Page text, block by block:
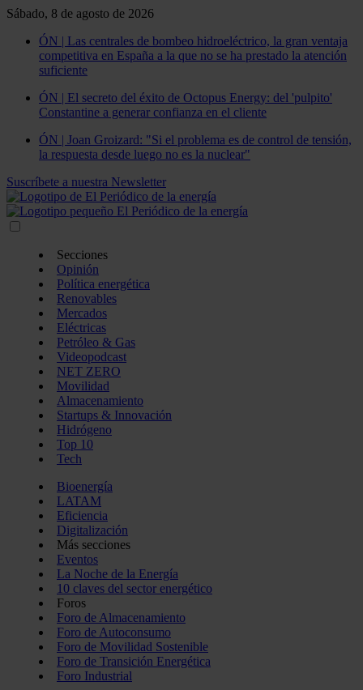
Sábado, 8 de agosto de 2026
ÓN | Las centrales de bombeo hidroeléctrico, la gran ventaja
competitiva en España a la que no se ha prestado la atención
suficiente
ÓN | El secreto del éxito de Octopus Energy: del 'pulpito'
Constantine a generar confianza en el cliente
ÓN | Joan Groizard: "Si el problema es de control de tensión,
la respuesta desde luego no es la nuclear"
Suscríbete a nuestra Newsletter
Secciones
Opinión
Política energética
Renovables
Mercados
Eléctricas
Petróleo & Gas
Videopodcast
NET ZERO
Movilidad
Almacenamiento
Startups & Innovación
Hidrógeno
Top 10
Tech
Bioenergía
LATAM
Eficiencia
Digitalización
Más secciones
Eventos
La Noche de la Energía
10 claves del sector energético
Foros
Foro de Almacenamiento
Foro de Autoconsumo
Foro de Movilidad Sostenible
Foro de Transición Energética
Foro Industrial